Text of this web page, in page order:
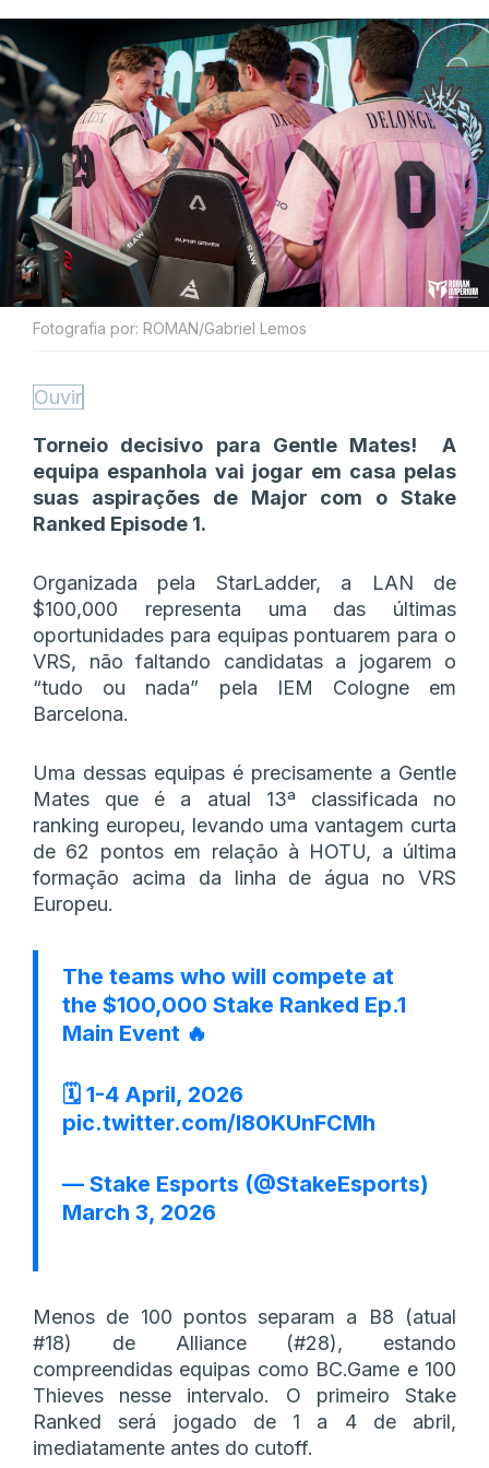
Fotografia por: ROMAN/Gabriel Lemos
Ouvir
Torneio decisivo para Gentle Mates! A
equipa espanhola vai jogar em casa pelas
suas aspirações de Major com o Stake
Ranked Episode 1.
Organizada pela StarLadder, a LAN de
$100,000 representa uma das últimas
oportunidades para equipas pontuarem para o
VRS, não faltando candidatas a jogarem o
“tudo ou nada” pela IEM Cologne em
Barcelona.
Uma dessas equipas é precisamente a Gentle
Mates que é a atual 13ª classificada no
ranking europeu, levando uma vantagem curta
de 62 pontos em relação à HOTU, a última
formação acima da linha de água no VRS
Europeu.
The teams who will compete at
the $100,000 Stake Ranked Ep.1
Main Event 🔥
🗓️ 1-4 April, 2026
pic.twitter.com/l80KUnFCMh
— Stake Esports (@StakeEsports)
March 3, 2026
Menos de 100 pontos separam a B8 (atual
#18) de Alliance (#28), estando
compreendidas equipas como BC.Game e 100
Thieves nesse intervalo. O primeiro Stake
Ranked será jogado de 1 a 4 de abril,
imediatamente antes do cutoff.